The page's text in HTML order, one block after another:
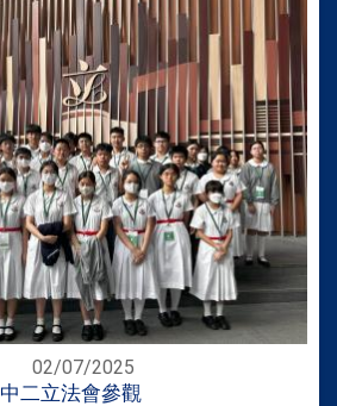
02/07/2025
中二立法會參觀